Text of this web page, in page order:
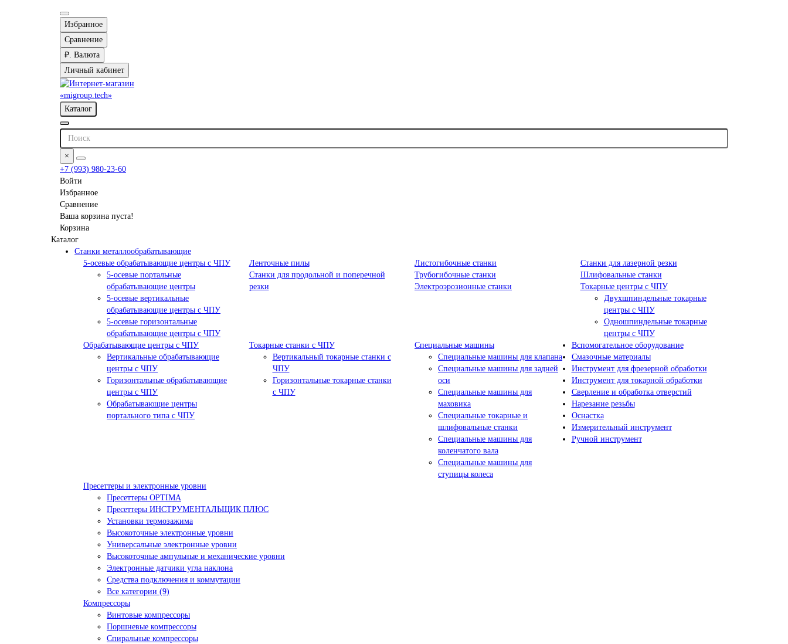
Избранное
Сравнение
₽. Валюта
Личный кабинет
Каталог
×
+7 (993) 980-23-60
Войти
Избранное
Сравнение
Ваша корзина пуста!
Корзина
Каталог
Станки металлообрабатывающие
5-осевые обрабатывающие центры с ЧПУ
5-осевые портальные
обрабатывающие центры
5-осевые вертикальные
обрабатывающие центры с ЧПУ
5-осевые горизонтальные
обрабатывающие центры с ЧПУ
Ленточные пилы Листогибочные станки
Станки для лазерной резки
Станки для продольной и поперечной
резки
Трубогибочные станки
Шлифовальные станки
Электроэрозионные станки
Токарные центры с ЧПУ
Двухшпиндельные токарные
центры с ЧПУ
Одношпиндельные токарные
центры с ЧПУ
Обрабатывающие центры с ЧПУ
Вертикальные обрабатывающие
центры с ЧПУ
Горизонтальные обрабатывающие
центры с ЧПУ
Обрабатывающие центры
портального типа с ЧПУ
Токарные станки с ЧПУ
Вертикальный токарные станки с
ЧПУ
Горизонтальные токарные станки
с ЧПУ
Специальные машины
Специальные машины для клапана
Специальные машины для задней
оси
Специальные машины для
маховика
Специальные токарные и
шлифовальные станки
Специальные машины для
коленчатого вала
Специальные машины для
ступицы колеса
Вспомогательное оборудование
Пресеттеры и электронные уровни
Пресеттеры OPTIMA
Пресеттеры ИНСТРУМЕНТАЛЬЩИК ПЛЮС
Установки термозажима
Высокоточные электронные уровни
Универсальные электронные уровни
Высокоточные ампульные и механические уровни
Электронные датчики угла наклона
Средства подключения и коммутации
Все категории (9)
Компрессоры
Винтовые компрессоры
Поршневые компрессоры
Спиральные компрессоры
Смазочные материалы
Инструмент для фрезерной обработки
Инструмент для токарной обработки
Сверление и обработка отверстий
Нарезание резьбы
Оснастка
Измерительный инструмент
Ручной инструмент